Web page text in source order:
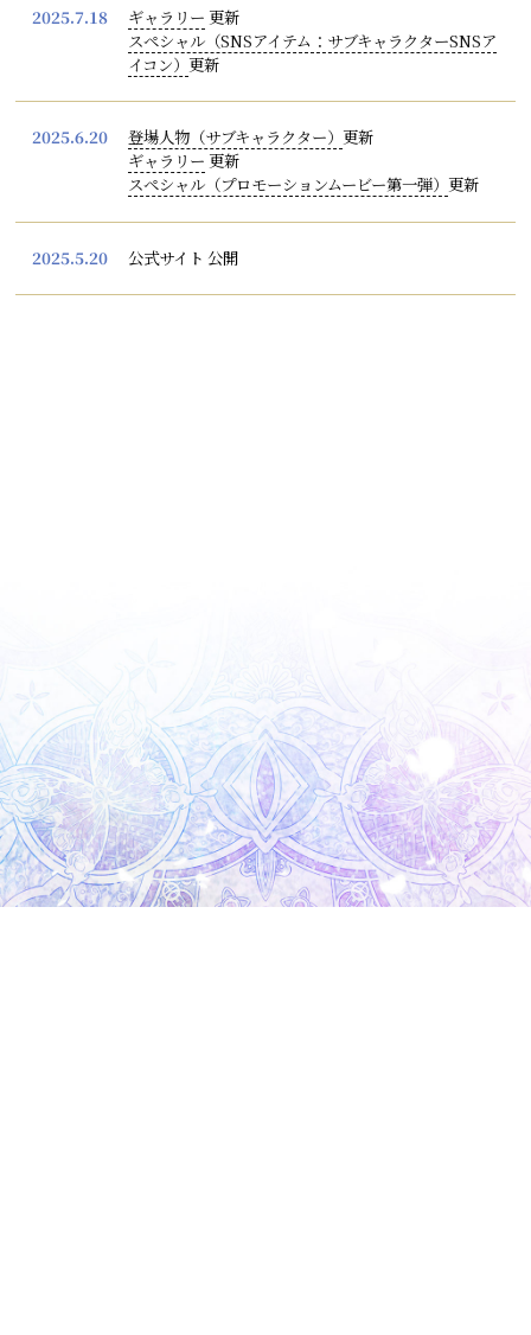
2025.7.18 ギャラリー 更新
スペシャル（SNSアイテム：サブキャラクターSNSア
イコン） 更新
2025.6.20 登場人物（サブキャラクター） 更新
ギャラリー 更新
スペシャル（プロモーションムービー第一弾） 更新
2025.5.20 公式サイト 公開